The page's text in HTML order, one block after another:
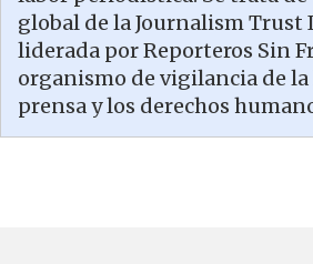
global de la Journalism Trust
liderada por Reporteros Sin
organismo de vigilancia de
prensa y los derechos